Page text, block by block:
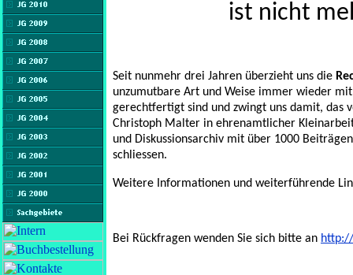
ist nicht
Seit nunmehr drei Jahren überzieht uns die
unzumutbare Art und Weise immer wieder
gerechtfertigt sind und zwingt uns damit, das
Christoph Malter in ehrenamtlicher
und Diskussionsarchiv mit über 1000
schliessen.
Weitere Informationen und weiterführende
Bei Rückfragen wenden Sie sich bitte an